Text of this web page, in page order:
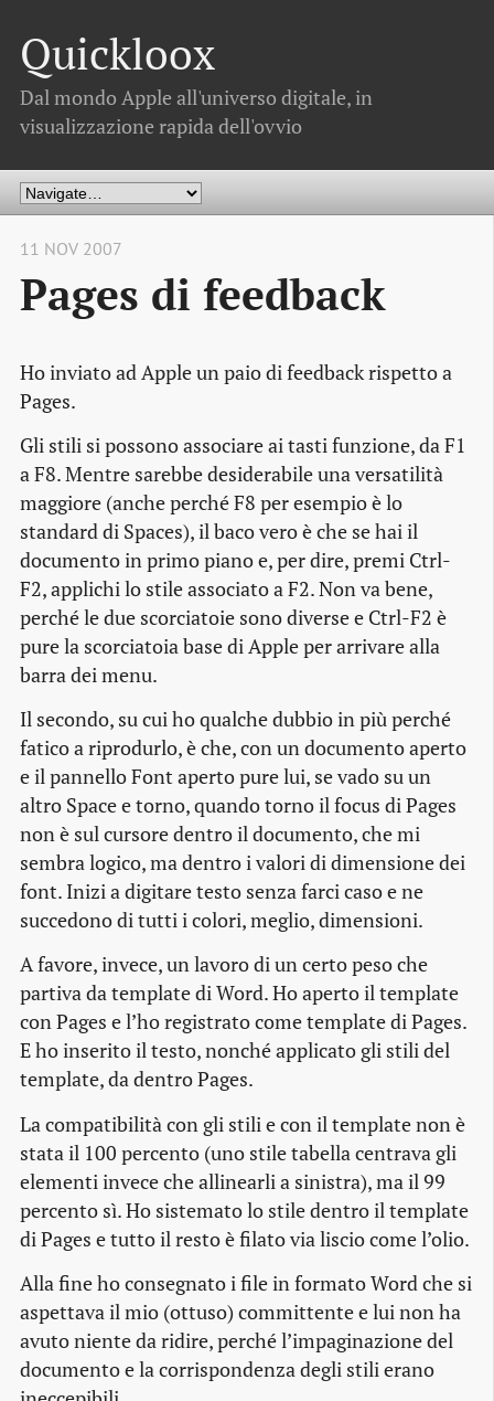
Quickloox
Dal mondo Apple all'universo digitale, in
visualizzazione rapida dell'ovvio
11 NOV 2007
Pages di feedback
Ho inviato ad Apple un paio di feedback rispetto a
Pages.
Gli stili si possono associare ai tasti funzione, da F1
a F8. Mentre sarebbe desiderabile una versatilità
maggiore (anche perché F8 per esempio è lo
standard di Spaces), il baco vero è che se hai il
documento in primo piano e, per dire, premi Ctrl-
F2, applichi lo stile associato a F2. Non va bene,
perché le due scorciatoie sono diverse e Ctrl-F2 è
pure la scorciatoia base di Apple per arrivare alla
barra dei menu.
Il secondo, su cui ho qualche dubbio in più perché
fatico a riprodurlo, è che, con un documento aperto
e il pannello Font aperto pure lui, se vado su un
altro Space e torno, quando torno il focus di Pages
non è sul cursore dentro il documento, che mi
sembra logico, ma dentro i valori di dimensione dei
font. Inizi a digitare testo senza farci caso e ne
succedono di tutti i colori, meglio, dimensioni.
A favore, invece, un lavoro di un certo peso che
partiva da template di Word. Ho aperto il template
con Pages e l’ho registrato come template di Pages.
E ho inserito il testo, nonché applicato gli stili del
template, da dentro Pages.
La compatibilità con gli stili e con il template non è
stata il 100 percento (uno stile tabella centrava gli
elementi invece che allinearli a sinistra), ma il 99
percento sì. Ho sistemato lo stile dentro il template
di Pages e tutto il resto è filato via liscio come l’olio.
Alla fine ho consegnato i file in formato Word che si
aspettava il mio (ottuso) committente e lui non ha
avuto niente da ridire, perché l’impaginazione del
documento e la corrispondenza degli stili erano